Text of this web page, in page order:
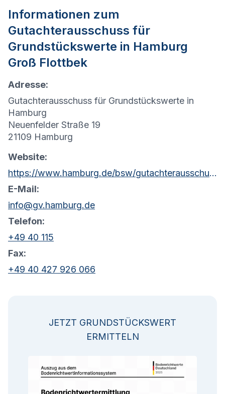
Informationen zum
Gutachterausschuss für
Grundstückswerte in Hamburg
Groß Flottbek
Adresse:
Gutachterausschuss für Grundstückswerte in
Hamburg
Neuenfelder Straße 19
21109 Hamburg
Website:
https://www.hamburg.de/bsw/gutachterausschuss
E-Mail:
info@gv.hamburg.de
Telefon:
+49 40 115
Fax:
+49 40 427 926 066
JETZT GRUNDSTÜCKSWERT
ERMITTELN